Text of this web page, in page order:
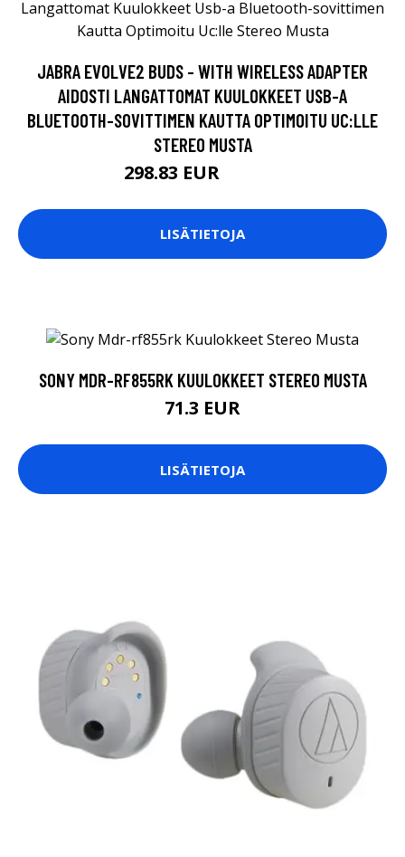
JABRA EVOLVE2 BUDS - WITH WIRELESS ADAPTER
AIDOSTI LANGATTOMAT KUULOKKEET USB-A
BLUETOOTH-SOVITTIMEN KAUTTA OPTIMOITU UC:LLE
STEREO MUSTA
298.83 EUR
LISÄTIETOJA
SONY MDR-RF855RK KUULOKKEET STEREO MUSTA
71.3 EUR
LISÄTIETOJA